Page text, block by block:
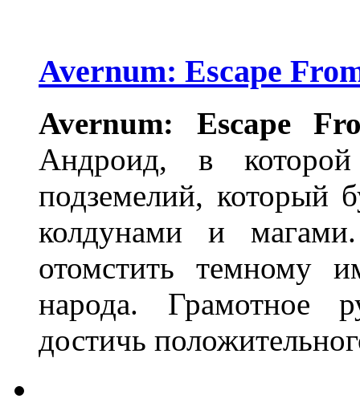
Avernum: Escape
Avernum: Escape
Андроид, в
подземелий, который
колдунами и
отомстить темному
народа. Грамотное
достичь